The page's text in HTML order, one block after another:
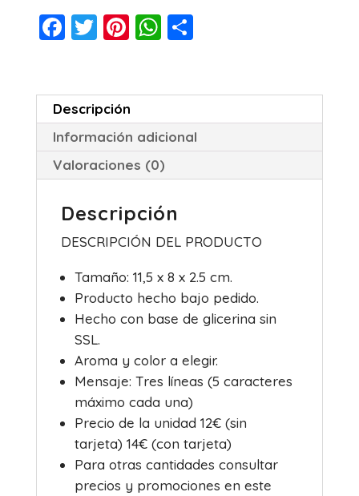
F
e
b
o
o
k
T
er
Pi
e
st
W
s
A
p
p
C
p
ar
tir
Descripción
Información adicional
Valoraciones (0)
Descripción
DESCRIPCIÓN DEL PRODUCTO
Tamaño: 11,5 x 8 x 2.5 cm.
Producto hecho bajo pedido.
Hecho con base de glicerina sin
SSL.
Aroma y color a elegir.
Mensaje: Tres líneas (5 caracteres
máximo cada una)
Precio de la unidad 12€ (sin
tarjeta) 14€ (con tarjeta)
Para otras cantidades consultar
precios y promociones en este